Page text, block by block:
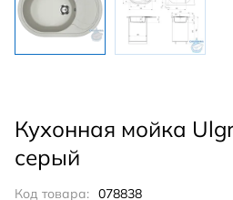
Кухонная мойка
серый
Код товара: 078838